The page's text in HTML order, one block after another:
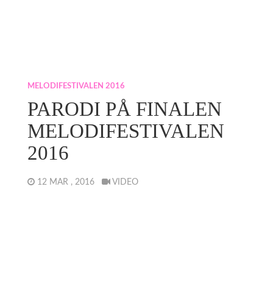
MELODIFESTIVALEN 2016
PARODI PÅ FINALEN
MELODIFESTIVALEN
2016
12 MAR , 2016 VIDEO